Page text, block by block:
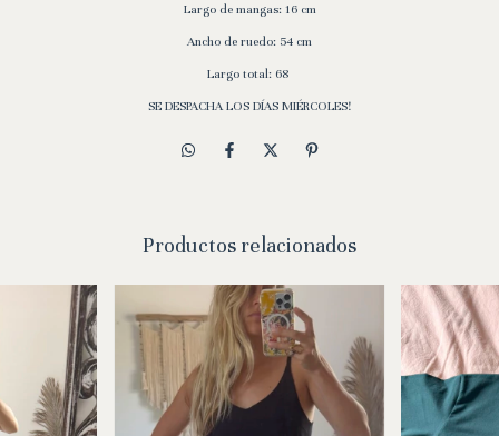
Largo de mangas: 16 cm
Ancho de ruedo: 54 cm
Largo total: 68
SE DESPACHA LOS DÍAS MIÉRCOLES!
Productos relacionados